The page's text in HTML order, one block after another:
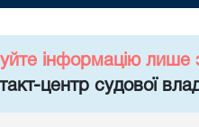
інформацію лише
центр судової